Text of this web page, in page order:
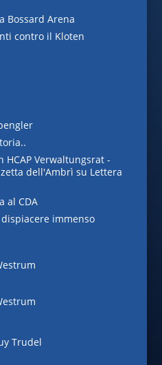
Bossard Arena
contro il Kloten
Verwaltungsrat -
dell'Ambrì su Lettera
al CDA
immenso